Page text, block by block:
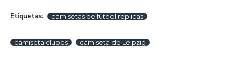
Etiquetas: camisetas de fútbol replicas
camiseta clubes camiseta de Leipzig